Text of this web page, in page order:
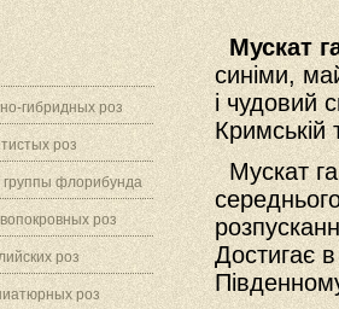
гибридных роз
роз
флорибунда
роз
роз
роз
Мускат
синіми,
і чудовий
Кримській
Мускат
Достигає